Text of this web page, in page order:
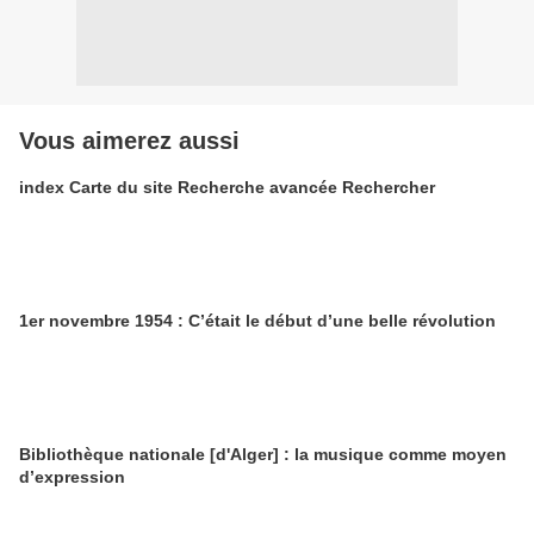
Vous aimerez aussi
index Carte du site Recherche avancée Rechercher
1er novembre 1954 : C’était le début d’une belle révolution
Bibliothèque nationale [d'Alger] : la musique comme moyen
d’expression